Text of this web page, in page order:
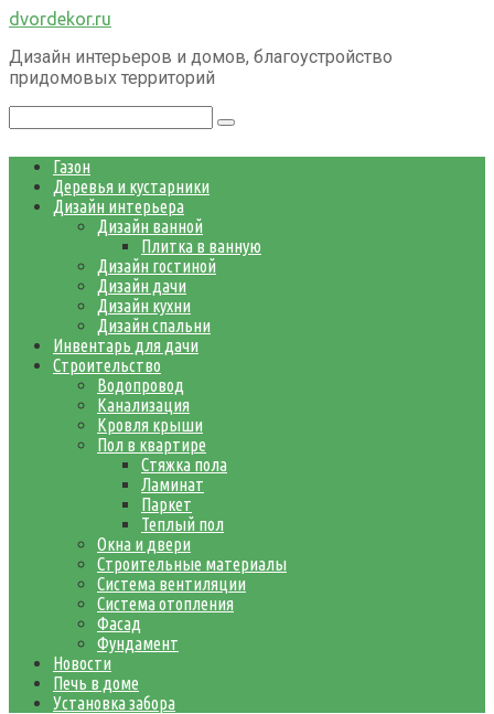
Перейти
контенту
dvordekor.ru
Дизайн интерьеров и домов, благоустройство
придомовых территорий
Газон
Деревья и кустарники
Дизайн интерьера
Дизайн ванной
Плитка в ванную
Дизайн гостиной
Дизайн дачи
Дизайн кухни
Дизайн спальни
Инвентарь для дачи
Строительство
Водопровод
Канализация
Кровля крыши
Пол в квартире
Стяжка пола
Ламинат
Паркет
Теплый пол
Окна и двери
Строительные материалы
Система вентиляции
Система отопления
Фасад
Фундамент
Новости
Печь в доме
Установка забора